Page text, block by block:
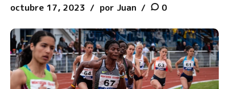
octubre 17, 2023 por Juan 0